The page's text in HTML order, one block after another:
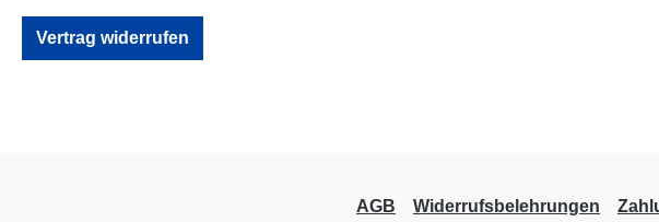
Vertrag widerrufen
AGB Widerrufsbelehrungen